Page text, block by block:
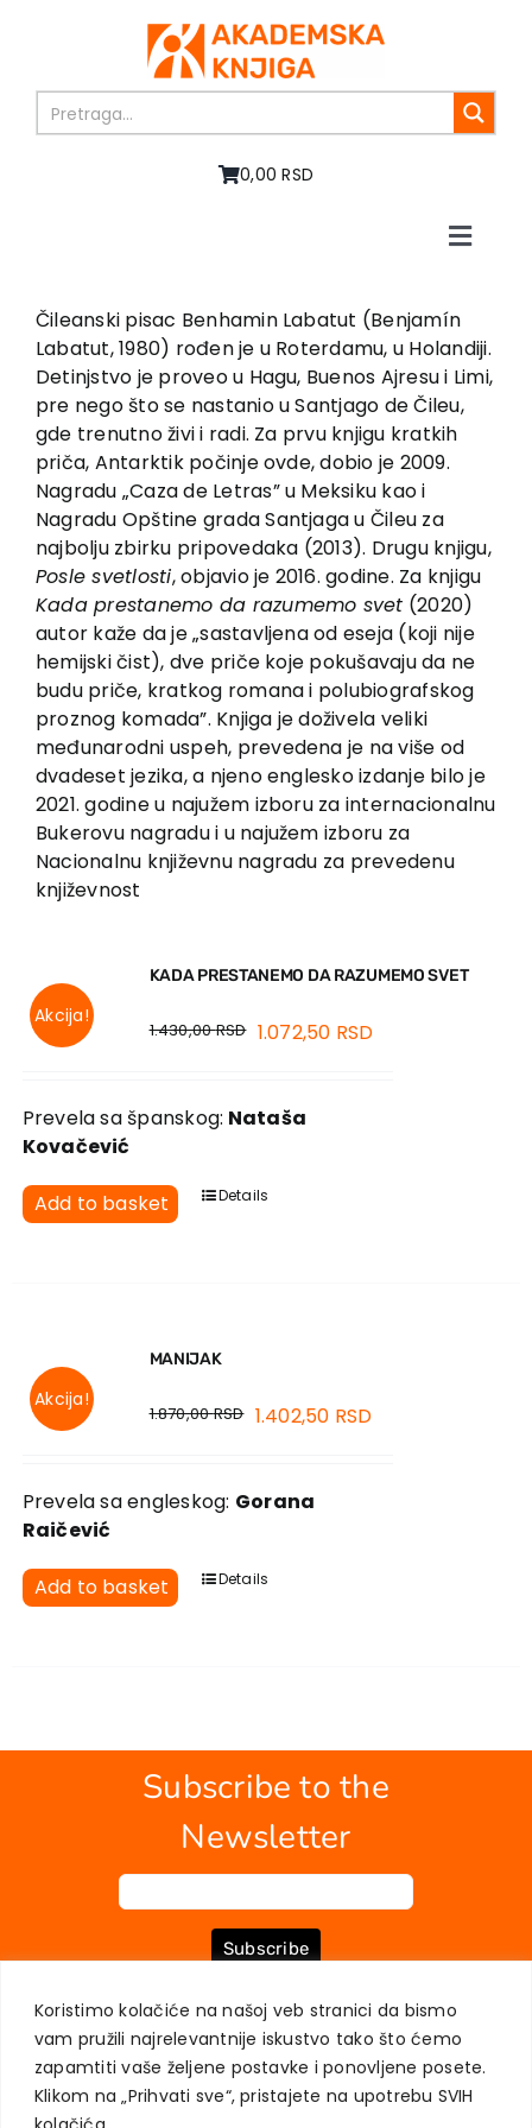
Koristimo kolačiće na našoj veb stranici da bismo
vam pružili najrelevantnije iskustvo tako što ćemo
zapamtiti vaše željene postavke i ponovljene posete.
Klikom na „Prihvati sve“, pristajete na upotrebu SVIH
0,00 RSD
Toggle
About us
Books
In preparation
Sale
Authors
News
EU PROJECTS
Contact
Čileanski pisac Benhamin Labatut (Benjamín
Labatut, 1980) rođen je u Roterdamu, u Holandiji.
Detinjstvo je proveo u Hagu, Buenos Ajresu i Limi,
pre nego što se nastanio u Santjago de Čileu,
gde trenutno živi i radi. Za prvu knjigu kratkih
priča, Antarktik počinje ovde, dobio je 2009.
Nagradu „Caza de Letras” u Meksiku kao i
Nagradu Opštine grada Santjaga u Čileu za
najbolju zbirku pripovedaka (2013). Drugu knjigu,
Posle svetlosti, objavio je 2016. godine. Za knjigu
Kada prestanemo da razumemo svet (2020)
autor kaže da je „sastavljena od eseja (koji nije
hemijski čist), dve priče koje pokušavaju da ne
budu priče, kratkog romana i polubiografskog
proznog komada”. Knjiga je doživela veliki
međunarodni uspeh, prevedena je na više od
dvadeset jezika, a njeno englesko izdanje bilo je
2021. godine u najužem izboru za internacionalnu
Bukerovu nagradu i u najužem izboru za
Nacionalnu književnu nagradu za prevedenu
književnost
Akcija!
KADA PRESTANEMO DA RAZUMEMO SVET
1.430,00RSD 1.072,50 RSD
Prevela sa španskog: Nataša
Kovačević
Add to basket Details
Akcija!
MANIJAK
1.870,00RSD 1.402,50 RSD
Prevela sa engleskog: Gorana
Raičević
Add to basket Details
Subscribe to the
Newsletter
Subscribe
ABOUT US BOOKS MY ACCOUNT CONTACT
TERMS OF PURCHASE
USER PRIVACY PROTECTION